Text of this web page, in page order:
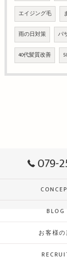
エイジング毛
雨の日対策 パ
40代髪質改善
079-
BLOG
お客様の